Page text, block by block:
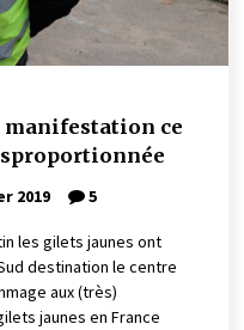
manifestation ce
2019 5
les gilets jaunes ont
destination le centre
aux (très)
jaunes en France